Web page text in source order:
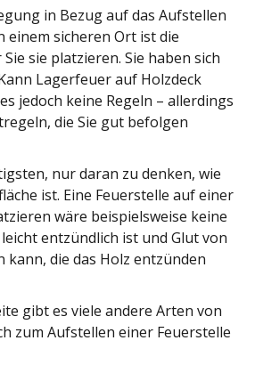
in Bezug auf das Aufstellen
einem sicheren Ort ist die
sie platzieren. Sie haben sich
Lagerfeuer auf Holzdeck
jedoch keine Regeln – allerdings
die Sie gut befolgen
nur daran zu denken, wie
ist. Eine Feuerstelle auf einer
wäre beispielsweise keine
entzündlich ist und Glut von
kann, die das Holz entzünden
gibt es viele andere Arten von
zum Aufstellen einer Feuerstelle